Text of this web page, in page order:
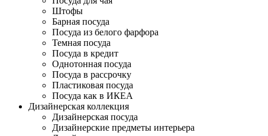
Штофы
Барная посуда
Посуда из белого фарфора
Темная посуда
Посуда в кредит
Однотонная посуда
Посуда в рассрочку
Пластиковая посуда
Посуда как в ИКЕА
Дизайнерская коллекция
Дизайнерская посуда
Дизайнерские предметы интерьера